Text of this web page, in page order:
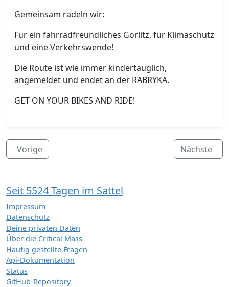
Gemeinsam radeln wir:
Für ein fahrradfreundliches Görlitz, für Klimaschutz
und eine Verkehrswende!
Die Route ist wie immer kindertauglich,
angemeldet und endet an der RABRYKA.
GET ON YOUR BIKES AND RIDE!
Vorige Nächste
Seit 5524 Tagen im Sattel
Impressum
Datenschutz
Deine privaten Daten
Über die Critical Mass
Häufig gestellte Fragen
Api-Dokumentation
Status
GitHub-Repository